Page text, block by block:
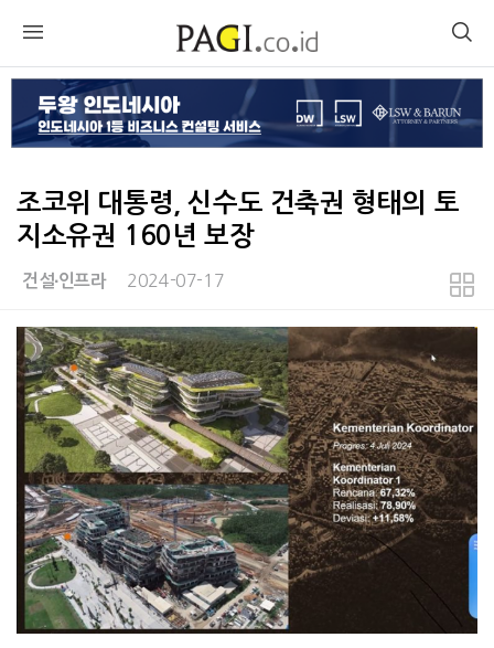
조코위 대통령, 신수도 건축권 형태의 토
지소유권 160년 보장
건설∙인프라 2024-07-17
본문